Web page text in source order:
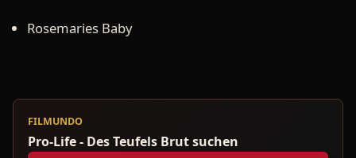
Rosemaries Baby
FILMUNDO
Pro-Life - Des Teufels Brut suchen